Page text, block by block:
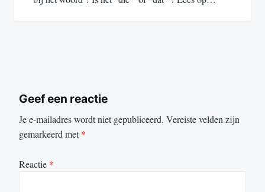
Geef een reactie
Je e-mailadres wordt niet gepubliceerd. Vereiste velden zijn
gemarkeerd met*
Reactie *